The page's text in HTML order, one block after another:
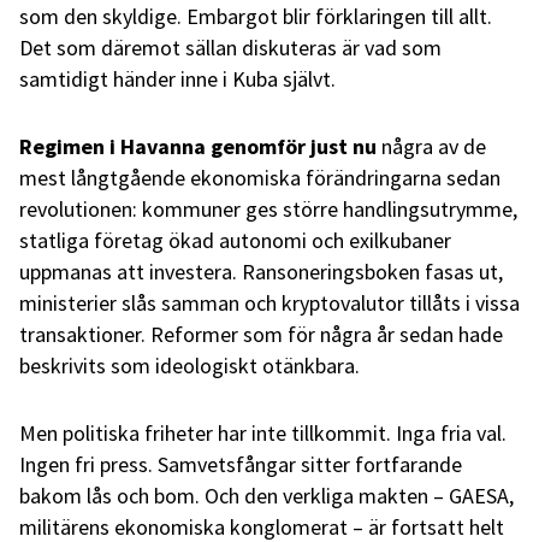
som den skyldige. Embargot blir förklaringen till allt.
Det som däremot sällan diskuteras är vad som
samtidigt händer inne i Kuba självt.
Regimen i Havanna genomför just nu några av de
mest långtgående ekonomiska förändringarna sedan
revolutionen: kommuner ges större handlingsutrymme,
statliga företag ökad autonomi och exilkubaner
uppmanas att investera. Ransoneringsboken fasas ut,
ministerier slås samman och kryptovalutor tillåts i vissa
transaktioner. Reformer som för några år sedan hade
beskrivits som ideologiskt otänkbara.
Men politiska friheter har inte tillkommit. Inga fria val.
Ingen fri press. Samvetsfångar sitter fortfarande
bakom lås och bom. Och den verkliga makten – GAESA,
militärens ekonomiska konglomerat – är fortsatt helt